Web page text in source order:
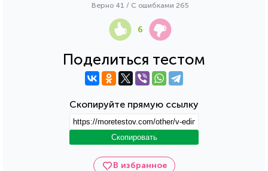
В избранное
Поделиться тестом
Скопируйте прямую ссылку
Скопировать
Верно 41 / С ошибками 265
6